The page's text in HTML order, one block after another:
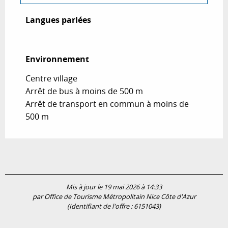
Langues parlées
Langues parlées
Environnement
Environnement
Centre village
Arrêt de bus à moins de 500 m
Arrêt de transport en commun à moins de
500 m
Mis à jour le 19 mai 2026 à 14:33
par Office de Tourisme Métropolitain Nice Côte d'Azur
(Identifiant de l'offre :6151043)